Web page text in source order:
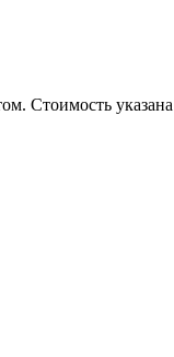
Стоимость указана